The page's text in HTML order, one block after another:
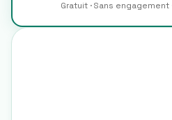
Gratuit · Sans engagement